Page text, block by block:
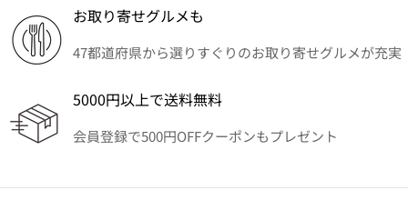
お取り寄せグルメも
47都道府県から選りすぐりのお取り寄せグルメが充実
5000円以上で送料無料
会員登録で500円OFFクーポンもプレゼント